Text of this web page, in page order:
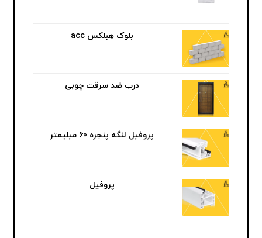
بلوک هبلکس acc
درب ضد سرقت چوبی
پروفیل لنگه پنجره 60 میلیمتر
پروفیل